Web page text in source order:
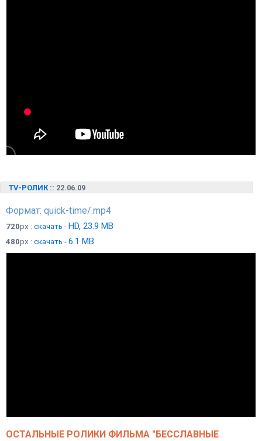
TV-РОЛИК :: 22.06.09
Формат: quick-time/.mp4
720px : скачать - HD, 23.9 MB
480px : скачать - 6.1 MB
ОСТАЛЬНЫЕ РОЛИКИ ФИЛЬМА "БЕССЛАВНЫЕ